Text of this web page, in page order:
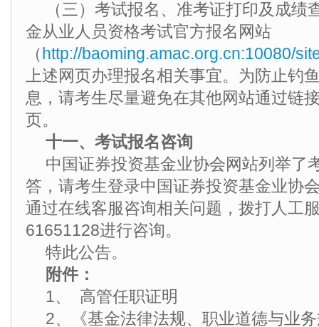
（三）考试报名、准考证打印及成绩
金从业人员资格考试官方报名网站
（http://baoming.amac.org.cn:10080/
上述网页办理报名相关事宜。为防止钓
息，请考生尽量避免在其他网站通过链
页。
十一、考试报名咨询
中国证券投资基金业协会网站列举了
答，请考生登录中国证券投资基金业协
通过在线客服咨询相关问题，拨打人工
61651128进行咨询。
特此公告。
附件：
1、 高管任职证明
2、《基金法律法规、职业道德与业